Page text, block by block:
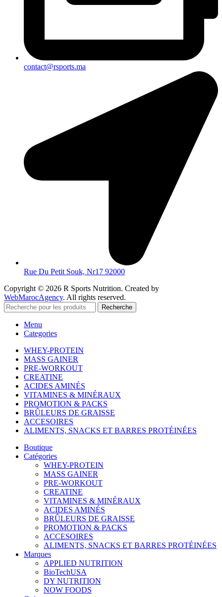
contact@rsports.ma
Rue Du Petit Souk, Nr17 92000
Copyright © 2026 R Sports Nutrition. Created by
WebMarocAgency. All rights reserved.
Recherche
Menu
Categories
WHEY-PROTEIN
MASS GAINER
PRE-WORKOUT
CREATINE
ACIDES AMINÉS
VITAMINES & MINÉRAUX
PROMOTION & PACKS
BRÛLEURS DE GRAISSE
ACCESOIRES
ALIMENTS, SNACKS ET BARRES PROTÉINÉES
Boutique
Catégories
WHEY-PROTEIN
MASS GAINER
PRE-WORKOUT
CREATINE
VITAMINES & MINÉRAUX
ACIDES AMINÉS
BRÛLEURS DE GRAISSE
PROMOTION & PACKS
ACCESOIRES
ALIMENTS, SNACKS ET BARRES PROTÉINÉES
Marques
APPLIED NUTRITION
BioTechUSA
DY NUTRITION
NOW FOODS